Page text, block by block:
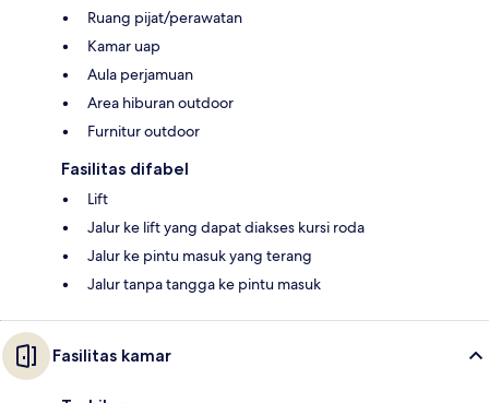
Ruang pijat/perawatan
Kamar uap
Aula perjamuan
Area hiburan outdoor
Furnitur outdoor
Fasilitas difabel
Lift
Jalur ke lift yang dapat diakses kursi roda
Jalur ke pintu masuk yang terang
Jalur tanpa tangga ke pintu masuk
Fasilitas kamar